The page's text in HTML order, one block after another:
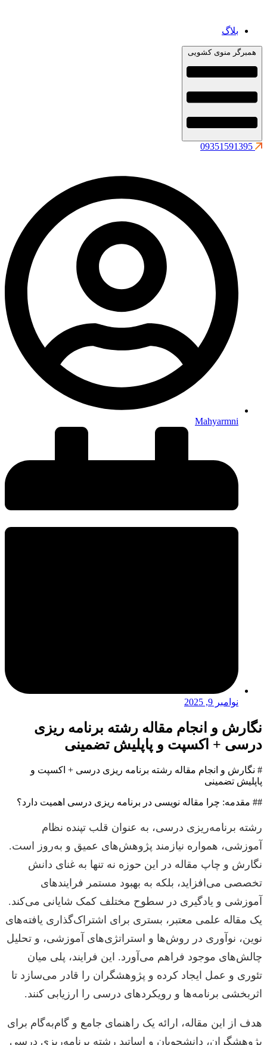
بلاگ
همبرگر منوی کشویی
09351591395
Mahyarmni
نوامبر 9, 2025
نگارش و انجام مقاله رشته برنامه ریزی
درسی + اکسپت و پاپلیش تضمینی
# نگارش و انجام مقاله رشته برنامه ریزی درسی + اکسپت و
پاپلیش تضمینی
## مقدمه: چرا مقاله نویسی در برنامه ریزی درسی اهمیت دارد؟
رشته برنامه‌ریزی درسی، به عنوان قلب تپنده نظام
آموزشی، همواره نیازمند پژوهش‌های عمیق و به‌روز است.
نگارش و چاپ مقاله در این حوزه نه تنها به غنای دانش
تخصصی می‌افزاید، بلکه به بهبود مستمر فرایندهای
آموزشی و یادگیری در سطوح مختلف کمک شایانی می‌کند.
یک مقاله علمی معتبر، بستری برای اشتراک‌گذاری یافته‌های
نوین، نوآوری در روش‌ها و استراتژی‌های آموزشی، و تحلیل
چالش‌های موجود فراهم می‌آورد. این فرایند، پلی میان
تئوری و عمل ایجاد کرده و پژوهشگران را قادر می‌سازد تا
اثربخشی برنامه‌ها و رویکردهای درسی را ارزیابی کنند.
هدف از این مقاله، ارائه یک راهنمای جامع و گام‌به‌گام برای
پژوهشگران، دانشجویان و اساتید رشته برنامه‌ریزی درسی